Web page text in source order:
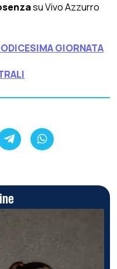
su Vivo Azzurro
GIORNATA